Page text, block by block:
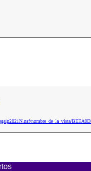
nombre_de_la_vista/